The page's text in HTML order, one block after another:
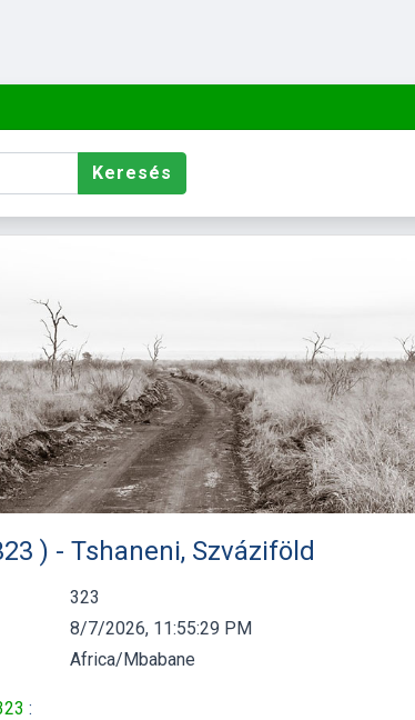
Keresés
) - Tshaneni, Szváziföld
323
8/7/2026, 11:55:30 PM
Africa/Mbabane
: